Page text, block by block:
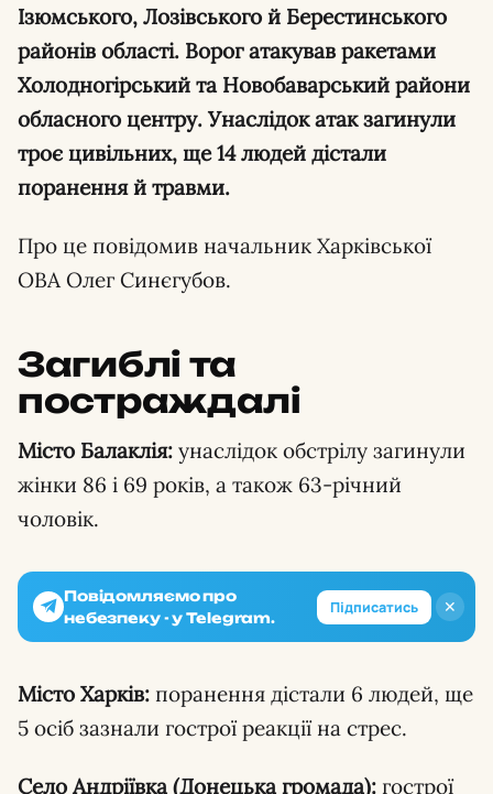
Ізюмського, Лозівського й Берестинського
районів області. Ворог атакував ракетами
Холодногірський та Новобаварський райони
обласного центру. Унаслідок атак загинули
троє цивільних, ще 14 людей дістали
поранення й травми.
Про це повідомив начальник Харківської
ОВА Олег Синєгубов.
Загиблі та
постраждалі
Місто Балаклія: унаслідок обстрілу загинули
жінки 86 і 69 років, а також 63-річний
чоловік.
✕
Повідомляємо про
небезпеку - у Telegram.
Підписатись
Місто Харків: поранення дістали 6 людей, ще
5 осіб зазнали гострої реакції на стрес.
Село Андріївка (Донецька громада): гострої